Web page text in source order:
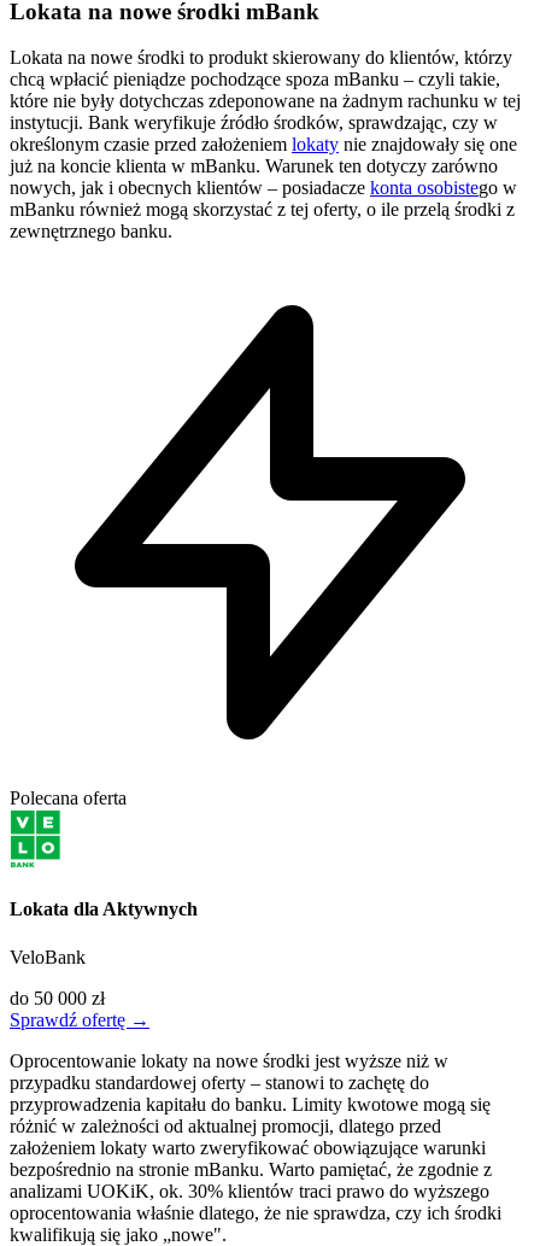
Lokata na nowe środki mBank
Lokata na nowe środki to produkt skierowany do klientów, którzy
chcą wpłacić pieniądze pochodzące spoza mBanku – czyli takie,
które nie były dotychczas zdeponowane na żadnym rachunku w tej
instytucji. Bank weryfikuje źródło środków, sprawdzając, czy w
określonym czasie przed założeniem lokaty nie znajdowały się one
już na koncie klienta w mBanku. Warunek ten dotyczy zarówno
nowych, jak i obecnych klientów – posiadacze konta osobistego w
mBanku również mogą skorzystać z tej oferty, o ile przelą środki z
zewnętrznego banku.
Polecana oferta
Lokata dla Aktywnych
VeloBank
do 50 000 zł
Sprawdź ofertę →
Oprocentowanie lokaty na nowe środki jest wyższe niż w
przypadku standardowej oferty – stanowi to zachętę do
przyprowadzenia kapitału do banku. Limity kwotowe mogą się
różnić w zależności od aktualnej promocji, dlatego przed
założeniem lokaty warto zweryfikować obowiązujące warunki
bezpośrednio na stronie mBanku. Warto pamiętać, że zgodnie z
analizami UOKiK, ok. 30% klientów traci prawo do wyższego
oprocentowania właśnie dlatego, że nie sprawdza, czy ich środki
kwalifikują się jako „nowe".